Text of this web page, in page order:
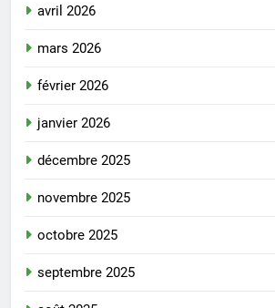
avril 2026
mars 2026
février 2026
janvier 2026
décembre 2025
novembre 2025
octobre 2025
septembre 2025